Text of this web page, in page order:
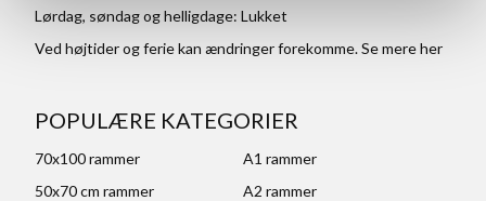
Lørdag, søndag og helligdage: Lukket
Ved højtider og ferie kan ændringer forekomme. Se mereher
POPULÆRE KATEGORIER
70x100 rammer
A1 rammer
50x70 cm rammer
A2 rammer